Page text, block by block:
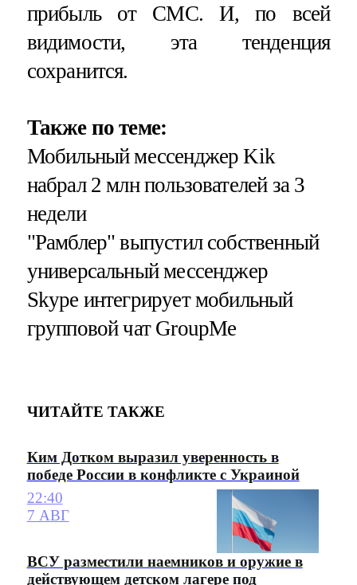
прибыль от СМС. И, по всей
видимости, эта тенденция
сохранится.
Также по теме:
Мобильный мессенджер Kik
набрал 2 млн пользователей за 3
недели
"Рамблер" выпустил собственный
универсальный мессенджер
Skype интегрирует мобильный
групповой чат GroupMe
ЧИТАЙТЕ ТАКЖЕ
Ким Дотком выразил уверенность в
победе России в конфликте с Украиной
22:40
7 АВГ
ВСУ разместили наемников и оружие в
действующем детском лагере под